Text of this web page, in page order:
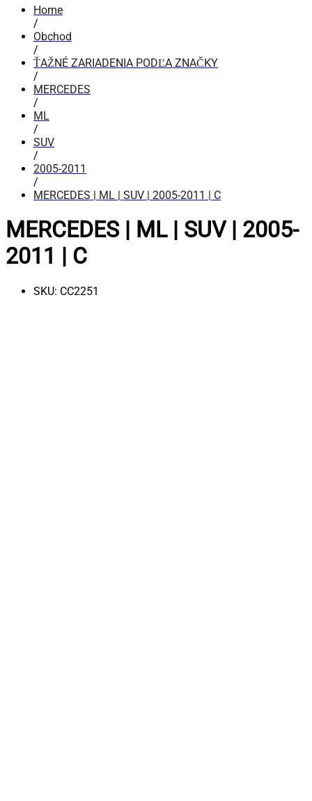
Home
/
Obchod
/
ŤAŽNÉ ZARIADENIA PODĽA ZNAČKY
/
MERCEDES
/
ML
/
SUV
/
2005-2011
/
MERCEDES | ML | SUV | 2005-2011 | C
MERCEDES | ML | SUV | 2005-
2011 | C
SKU: CC2251